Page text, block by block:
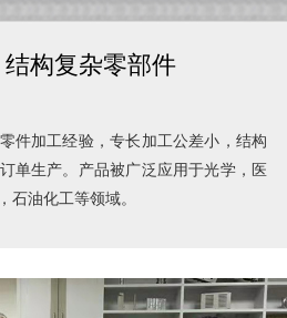
构复杂零部件
件加工经验，专长加工公差小，结构
单生产。产品被广泛应用于光学，医
石油化工等领域。